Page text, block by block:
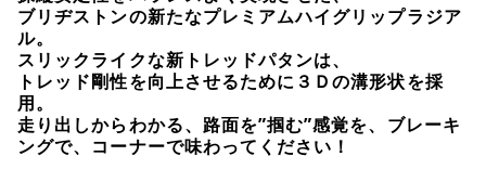
ブリヂストンの新たなプレミアムハイグリップラジア
ル。
スリックライクな新トレッドパタンは、
トレッド剛性を向上させるために３Ｄの溝形状を採
用。
走り出しからわかる、路面を”掴む”感覚を、ブレーキ
ングで、コーナーで味わってください！